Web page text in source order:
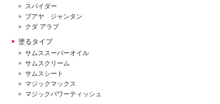
スパイダー
ブアヤ ジャンタン
クダ アラブ
塗るタイプ
サムススーパーオイル
サムスクリーム
サムスシート
マジックマックス
マジックパワーティッシュ